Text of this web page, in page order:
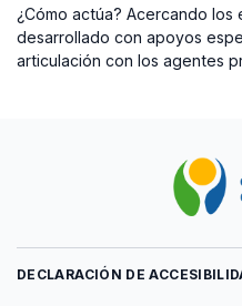
¿Cómo actúa? Acercando los
desarrollado con apoyos
articulación con los agentes
DECLARACIÓN DE